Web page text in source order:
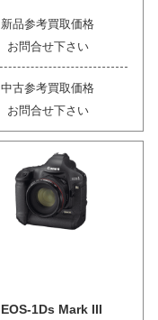
新品参考買取価格
お問合せ下さい
中古参考買取価格
お問合せ下さい
EOS-1Ds Mark III